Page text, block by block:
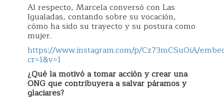
Al respecto, Marcela conversó con Las
Igualadas, contando sobre su vocación,
cómo ha sido su trayecto y su postura como
mujer.
https://www.instagram.com/p/Cz73mCSuOiA/
cr=1&v=1
¿Qué la motivó a tomar acción y crear una
ONG que contribuyera a salvar páramos y
glaciares?